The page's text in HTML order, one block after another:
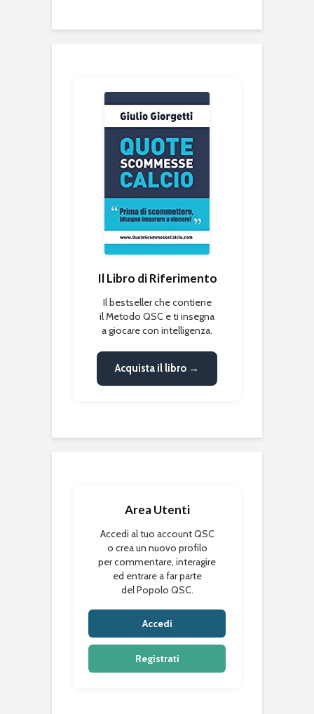
Il Libro di Riferimento
Il bestseller che contiene
il Metodo QSC e ti insegna
a giocare con intelligenza.
Acquista il libro →
Area Utenti
Accedi al tuo account QSC
o crea un nuovo profilo
per commentare, interagire
ed entrare a far parte
del Popolo QSC.
Accedi
Registrati